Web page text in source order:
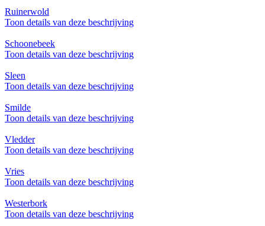
Ruinerwold
Toon details van deze beschrijving
Schoonebeek
Toon details van deze beschrijving
Sleen
Toon details van deze beschrijving
Smilde
Toon details van deze beschrijving
Vledder
Toon details van deze beschrijving
Vries
Toon details van deze beschrijving
Westerbork
Toon details van deze beschrijving